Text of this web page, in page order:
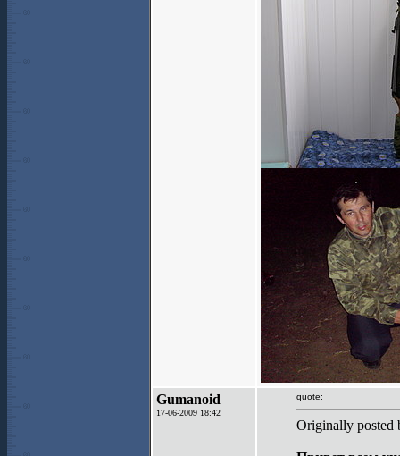
Gumanoid
17-06-2009 18:42
quote:
Originally